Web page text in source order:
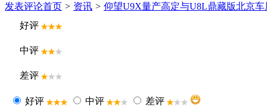
发表评论首页 > 资讯 > 仰望U9X量产高定与U8L鼎藏版北京
好评
中评
差评
好评 中评 差评